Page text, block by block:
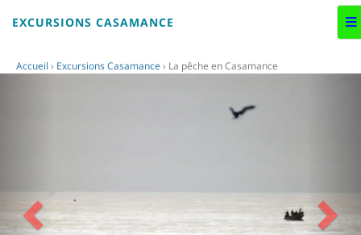
EXCURSIONS CASAMANCE
Accueil › Excursions Casamance › La pêche en Casamance